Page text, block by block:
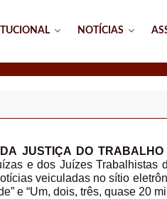
NOTÍCIAS
JUSTIÇA DO
e dos Juízes Trabalhistas
veiculadas no sítio
e “Um, dois, três, quase 20